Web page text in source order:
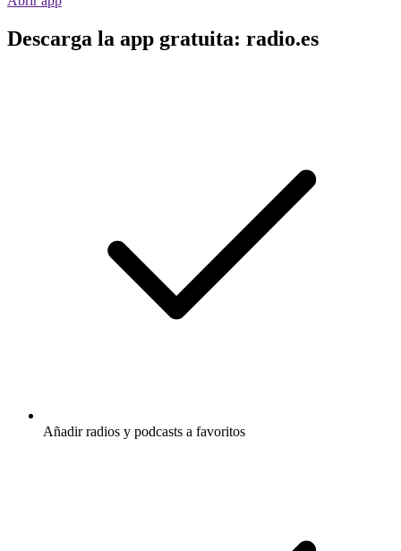
Descarga la app gratuita: radio.es
Añadir radios y podcasts a favoritos